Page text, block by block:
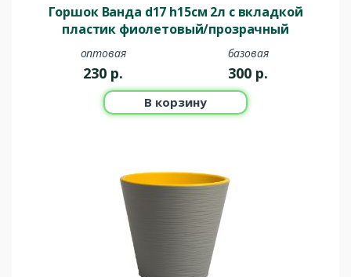
Горшок Ванда d17 h15см 2л с вкладкой
пластик фиолетовый/прозрачный
оптовая
230 р.
базовая
300 р.
В корзину